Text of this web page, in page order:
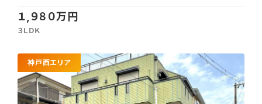
１,９８０万円
３ＬＤＫ
神戸西エリア